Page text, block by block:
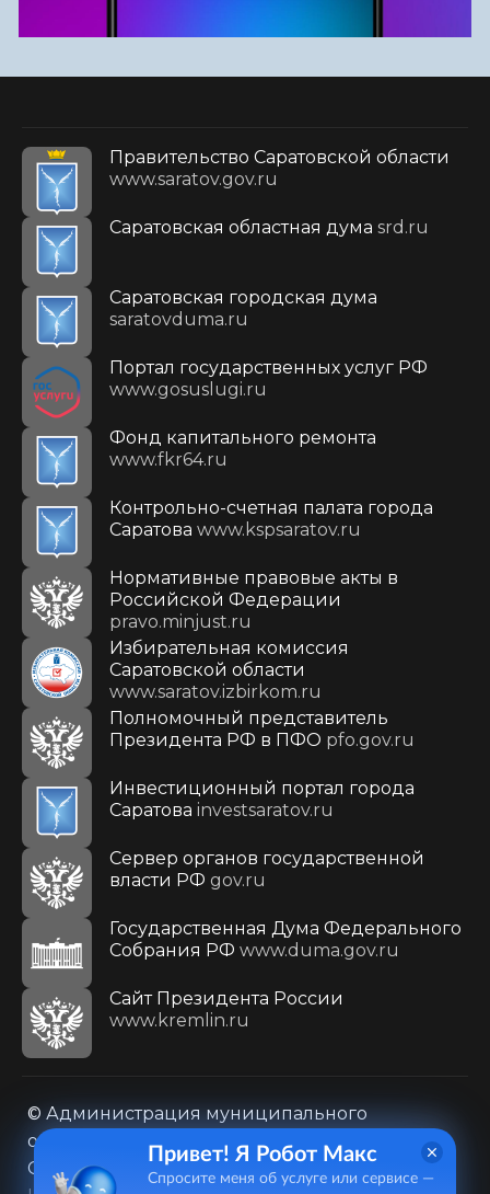
Правительство Саратовской области
www.saratov.gov.ru
Саратовская областная дума srd.ru
Саратовская городская дума
saratovduma.ru
Портал государственных услуг РФ
www.gosuslugi.ru
Фонд капитального ремонта
www.fkr64.ru
Контрольно-счетная палата города
Саратова www.kspsaratov.ru
Нормативные правовые акты в
Российской Федерации
pravo.minjust.ru
Избирательная комиссия
Саратовской области
www.saratov.izbirkom.ru
Полномочный представитель
Президента РФ в ПФО pfo.gov.ru
Инвестиционный портал города
Саратова investsaratov.ru
Сервер органов государственной
власти РФ gov.ru
Государственная Дума Федерального
Собрания РФ www.duma.gov.ru
Cайт Президента России
www.kremlin.ru
© Администрация муниципального
образования городского округа «Город
Саратов»
Привет! Я Робот Макс
Спросите меня об услуге или сервисе —